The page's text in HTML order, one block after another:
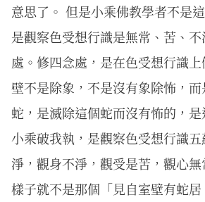
意思了。 但是小乘佛教學者不是
是觀察色受想行識是無常、苦、
處。修四念處，是在色受想行識
壁不是除象，不是沒有象除怖，
蛇，是滅除這個蛇而沒有怖的，
小乘破我執，是觀察色受想行識
淨，觀身不淨，觀受是苦，觀心
樣子就不是那個「見自室壁有蛇居